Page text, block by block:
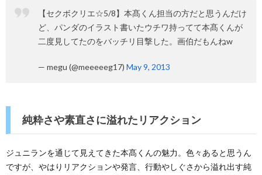
【セクボクリエ☆5/8】本髙くん担当の方だと思うんだけ
ど、パンダのイラスト書いたウチワ持ってて本髙くんが
二度見してたのをバッチリ目撃した。画伯だもんねw
— megu (@meeeeeg17) May 9, 2013
純粋さや素直さに溢れたリアクション
ジュニランを通じて見えてきた本髙くんの魅力。色々あると思うん
ですが、やはりリアクションや発言、行動やしぐさから溢れ出す純